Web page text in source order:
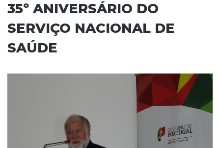
35º ANIVERSÁRIO DO
SERVIÇO NACIONAL DE
SAÚDE